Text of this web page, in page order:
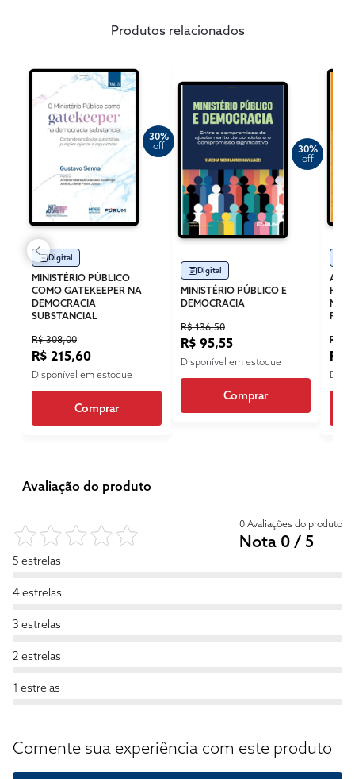
Produtos relacionados
30%
off
Digital
MINISTÉRIO PÚBLICO
COMO GATEKEEPER NA
DEMOCRACIA
SUBSTANCIAL
R$ 308,00
R$ 215,60
Disponível em estoque
Comprar
30%
off
Digital
MINISTÉRIO PÚBLICO E
DEMOCRACIA
R$ 136,50
R$ 95,55
Disponível em estoque
Comprar
A
R$
R$
Avaliação do produto
0 Avaliações do produto
Nota 0 / 5
5 estrelas
4 estrelas
3 estrelas
2 estrelas
1 estrelas
Comente sua experiência com este produto